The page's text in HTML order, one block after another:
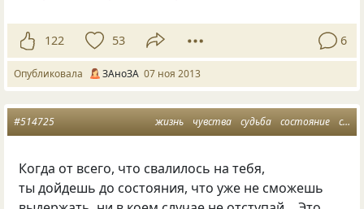
122 53 6
Опубликовала ЗАноЗА 07 ноя 2013
жизнь чувства судьба состояние самообладание
#514725
Когда от всего, что свалилось на тебя,
ты дойдешь до состояния, что уже не сможешь